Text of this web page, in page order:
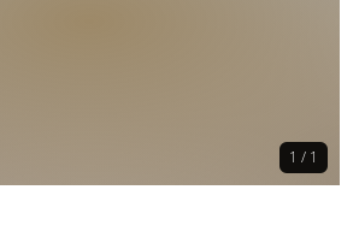
1 / 1